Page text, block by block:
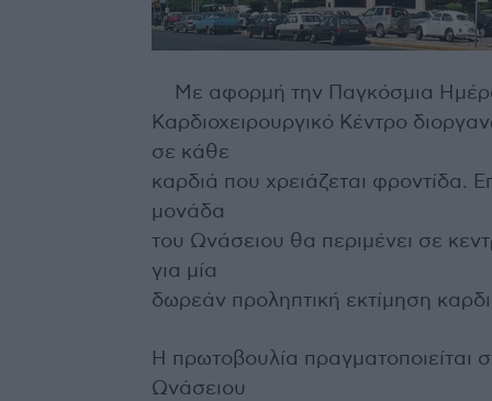
Με αφορμή την Παγκόσμια
Καρδιοχειρουργικό Κέντρο
σε κάθε
καρδιά που χρειάζεται φροντίδα.
μονάδα
του Ωνάσειου θα περιμένει σε
για μία
δωρεάν προληπτική εκτίμηση
Η πρωτοβουλία πραγματοποιείται
Ωνάσειου